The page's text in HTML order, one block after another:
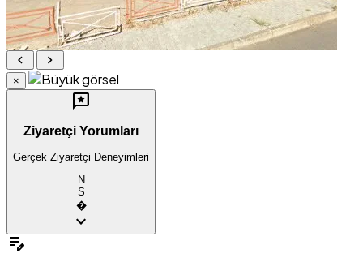
chevron_left chevron_right
×
reviews
Ziyaretçi Yorumları
Gerçek Ziyaretçi Deneyimleri
N
S
�
expand_more
edit_note